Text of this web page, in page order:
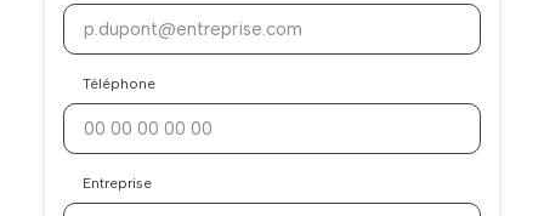
Téléphone
Entreprise